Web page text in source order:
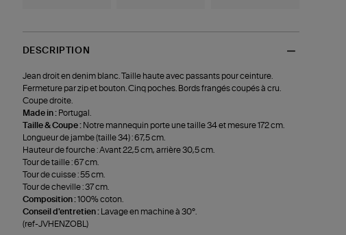
DESCRIPTION
Jean droit en denim blanc. Taille haute avec passants pour ceinture.
Fermeture par zip et bouton. Cinq poches. Bords frangés coupés à cru.
Coupe droite.
Made in : Portugal.
Taille & Coupe : Notre mannequin porte une taille 34 et mesure 172 cm.
Longueur de jambe (taille 34) : 67,5 cm.
Hauteur de fourche : Avant 22,5 cm, arrière 30,5 cm.
Tour de taille : 67 cm.
Tour de cuisse : 55 cm.
Tour de cheville : 37 cm.
Composition :100% coton.
Conseil d'entretien :
Lavage en machine à 30°.
(ref-JVHENZOBL)